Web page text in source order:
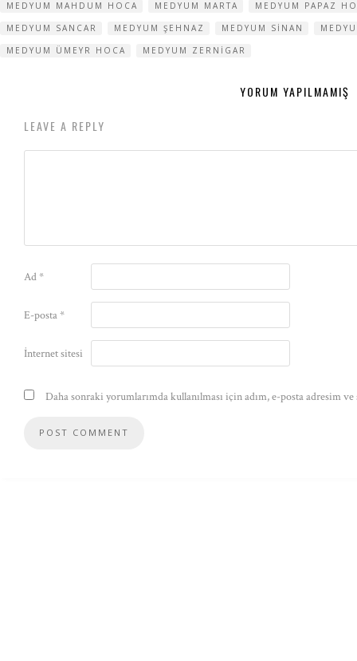
MEDYUM MAHDUM HOCA
MEDYUM MARTA
MEDYUM PAPAZ
MEDYUM SANCAR
MEDYUM ŞEHNAZ MEDYUM SINAN
MEDYUM ÜMEYR HOCA
MEDYUM ZERNIGAR
YORUM YAPILMAMIŞ
LEAVE A REPLY
Ad*
E-posta*
İnternet sitesi
Daha sonraki yorumlarımda kullanılması için adım, e-posta adresim